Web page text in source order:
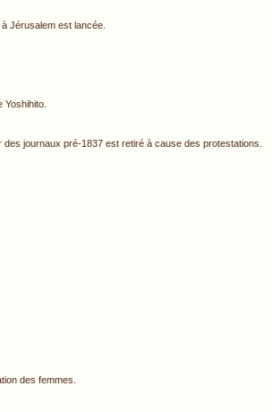
Jérusalem est lancée.
journaux pré-1837 est retiré à cause des protestations.
des femmes.